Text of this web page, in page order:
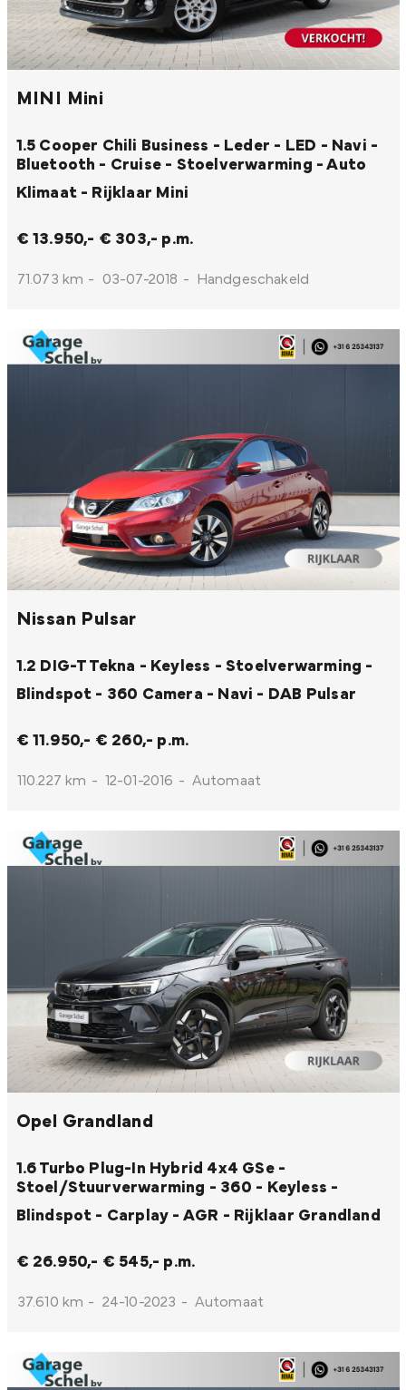
MINI Mini
1.5 Cooper Chili Business - Leder - LED - Navi -
Bluetooth - Cruise - Stoelverwarming - Auto
Klimaat - Rijklaar Mini
€ 13.950,- € 303,- p.m.
71.073 km - 03-07-2018 - Handgeschakeld
Nissan Pulsar
1.2 DIG-T Tekna - Keyless - Stoelverwarming -
Blindspot - 360 Camera - Navi - DAB Pulsar
€ 11.950,- € 260,- p.m.
110.227 km - 12-01-2016 - Automaat
Opel Grandland
1.6 Turbo Plug-In Hybrid 4x4 GSe -
Stoel/Stuurverwarming - 360 - Keyless -
Blindspot - Carplay - AGR - Rijklaar Grandland
€ 26.950,- € 545,- p.m.
37.610 km - 24-10-2023 - Automaat